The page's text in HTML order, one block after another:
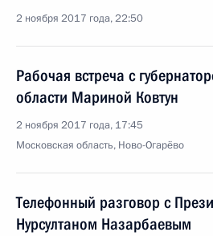
2 ноября 2017 года, 22:50
Рабочая встреча с
области Мариной Ковтун
2 ноября 2017 года, 17:45
Московская область, Ново-Огарёво
Телефонный разговор с
Нурсултаном Назарбаевым